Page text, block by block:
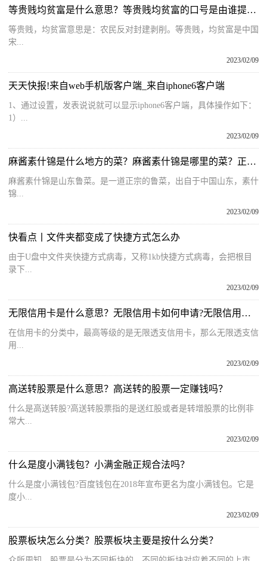
等贵贱均贫富是什么意思？等贵贱均贫富的口号是由谁提出？
等贵贱，均贫富意思是：农民反对封建剥削。等贵贱，均贫富是中国
宋...
2023/02/09
天天快报!来自web手机版客户端_来自iphone6客户端
1、通过设置，发表说说就可以显示iphone6客户端，具体操作如下：
1）...
2023/02/09
麻酱素什锦是什么地方的菜？麻酱素什锦是哪里的菜？正宗素什锦的做法大全
麻酱素什锦是山东鲁菜。是一道正宗的鲁菜，出自于中国山东，素什
锦...
2023/02/09
快看点丨文件夹都变成了快捷方式怎么办
由于U盘中文件夹快捷方式病毒，又称1kb快捷方式病毒，会把根目
录下...
2023/02/09
无限信用卡是什么意思？无限信用卡如何申请?无限信用卡的申请条件
在信用卡的分类中，最高等级的是无限透支信用卡，那么无限透支信
用...
2023/02/09
高送转股票是什么意思？高送转的股票一定赚钱吗？
什么是高送转股?高送转股票指的是送红股或者是转增股票的比例非
常大...
2023/02/09
什么是度小满钱包？小满金融正规合法吗？
什么是度小满钱包?百度钱包在2018年宣布更名为度小满钱包。它是
度小...
2023/02/09
股票板块怎么分类？股票板块主要是按什么分类？